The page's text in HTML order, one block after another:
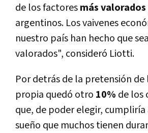
de los factoresmás valorados
argentinos. Los vaivenes
nuestro paí­s han hecho que
valorados", consideró Liotti.
Por detrás de la pretensión de
propia quedó otro 10% de los
que, de poder elegir, cumplirí­a
sueño que muchos tienen